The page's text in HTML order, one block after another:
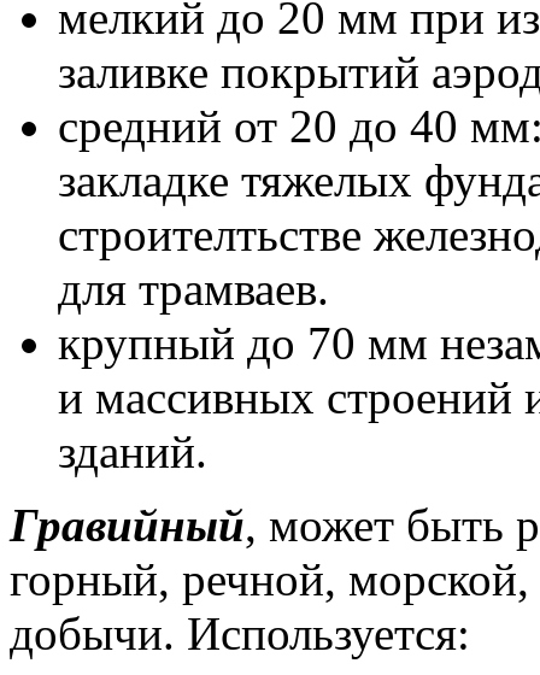
мелкий до 20 мм при
заливке покрытий
средний от 20 до 40
закладке тяжелых
строителтьстве
для трамваев.
крупный до 70 мм
и массивных
зданий.
Гравийный, может быть
горный, речной, морской,
добычи. Используется: